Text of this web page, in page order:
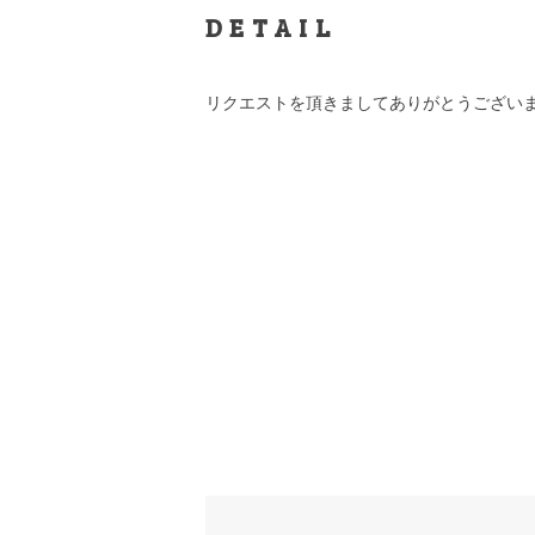
DETAIL
リクエストを頂きましてありがとうござい